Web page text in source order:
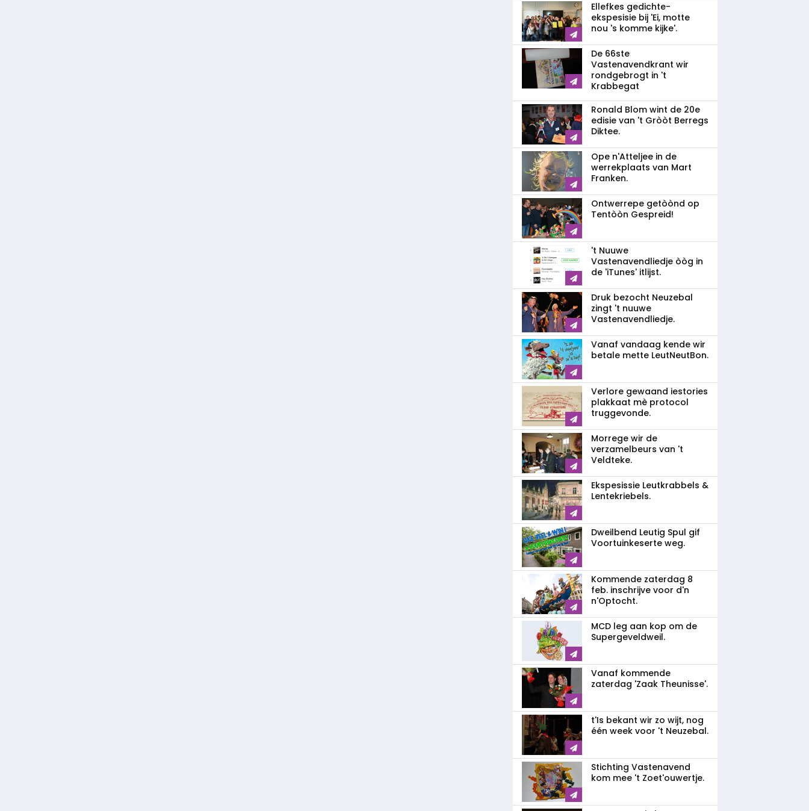
Ellefkes gedichte-
ekspesisie bij 'Ei, motte
nou 's komme kijke'.
De 66ste
Vastenavendkrant wir
rondgebrogt in 't
Krabbegat
Ronald Blom wint de 20e
edisie van 't Gròòt Berregs
Diktee.
Ope n'Atteljee in de
werrekplaats van Mart
Franken.
Ontwerrepe getòònd op
Tentòòn Gespreid!
't Nuuwe
Vastenavendliedje òòg in
de 'iTunes' itlijst.
Druk bezocht Neuzebal
zingt 't nuuwe
Vastenavendliedje.
Vanaf vandaag kende wir
betale mette LeutNeutBon.
Verlore gewaand iestories
plakkaat mè protocol
truggevonde.
Morrege wir de
verzamelbeurs van 't
Veldteke.
Ekspesissie Leutkrabbels &
Lentekriebels.
Dweilbend Leutig Spul gif
Voortuinkeserte weg.
Kommende zaterdag 8
feb. inschrijve voor d'n
n'Optocht.
MCD leg aan kop om de
Supergeveldweil.
Vanaf kommende
zaterdag 'Zaak Theunisse'.
t'Is bekant wir zo wijt, nog
één week voor 't Neuzebal.
Stichting Vastenavend
kom mee 't Zoet'ouwertje.